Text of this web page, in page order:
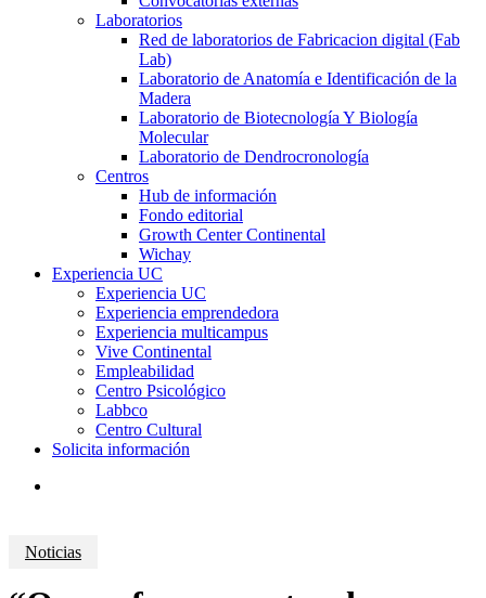
Laboratorios
Red de laboratorios de Fabricacion digital (Fab
Lab)
Laboratorio de Anatomía e Identificación de la
Madera
Laboratorio de Biotecnología Y Biología
Molecular
Laboratorio de Dendrocronología
Centros
Hub de información
Fondo editorial
Growth Center Continental
Wichay
Experiencia UC
Experiencia UC
Experiencia emprendedora
Experiencia multicampus
Vive Continental
Empleabilidad
Centro Psicológico
Labbco
Centro Cultural
Solicita información
Noticias